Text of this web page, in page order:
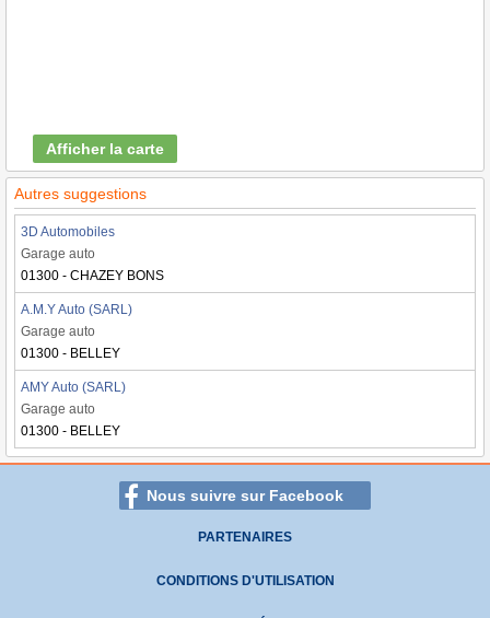
Afficher la carte
Autres suggestions
3D Automobiles
Garage auto
01300 - CHAZEY BONS
A.M.Y Auto (SARL)
Garage auto
01300 - BELLEY
AMY Auto (SARL)
Garage auto
01300 - BELLEY
Nous suivre sur Facebook
PARTENAIRES
CONDITIONS D'UTILISATION